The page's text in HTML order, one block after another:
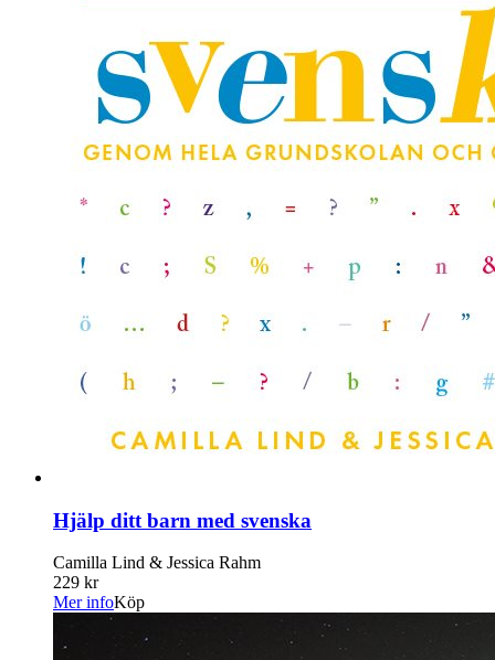
Hjälp ditt barn med svenska
Camilla Lind & Jessica Rahm
229 kr
Mer infoKöp